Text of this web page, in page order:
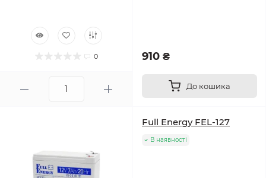
0 910 ₴
До кошика
Full Energy FEL-127
В наявності